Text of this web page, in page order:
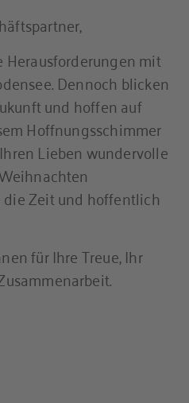
Herausforderungen mit
Dennoch blicken
und hoffen auf
Hoffnungsschimmer
Lieben wundervolle
die Zeit und hoffentlich
für Ihre Treue, Ihr